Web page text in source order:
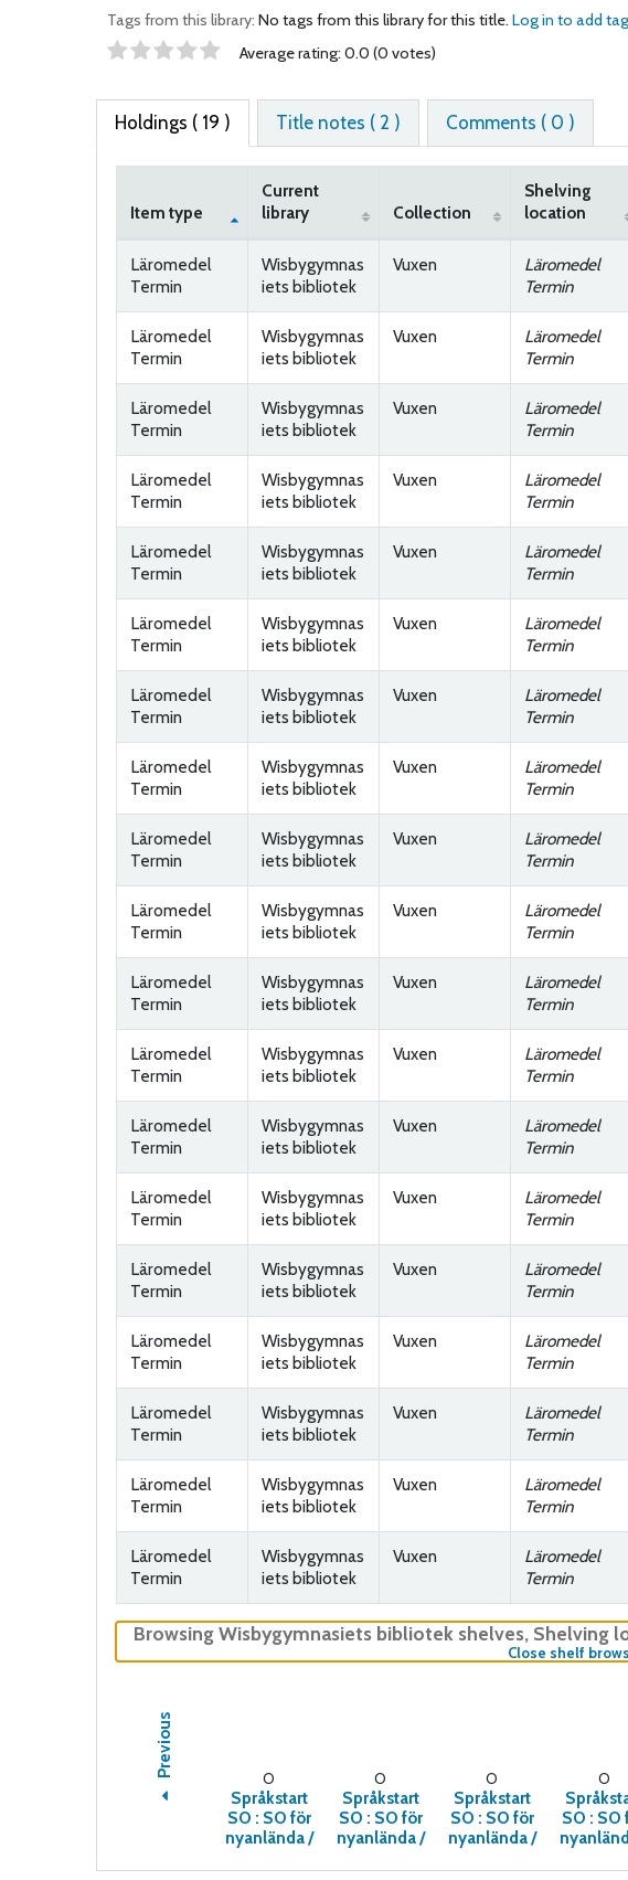
Tags from this library: No tags from this library for this title. Log in to add
Star ratings Average rating: 0.0 (0 votes)
Holdings ( 19 ) Title notes ( 2 ) Comments ( 0 )
Item type
Current
library
Collection
Shelving
location
Läromedel
Termin
Wisbygymnas
iets bibliotek
Vuxen
Läromedel
Termin
Läromedel
Termin
Wisbygymnas
iets bibliotek
Vuxen
Läromedel
Termin
Läromedel
Termin
Wisbygymnas
iets bibliotek
Vuxen
Läromedel
Termin
Läromedel
Termin
Wisbygymnas
iets bibliotek
Vuxen
Läromedel
Termin
Läromedel
Termin
Wisbygymnas
iets bibliotek
Vuxen
Läromedel
Termin
Läromedel
Termin
Wisbygymnas
iets bibliotek
Vuxen
Läromedel
Termin
Läromedel
Termin
Wisbygymnas
iets bibliotek
Vuxen
Läromedel
Termin
Läromedel
Termin
Wisbygymnas
iets bibliotek
Vuxen
Läromedel
Termin
Läromedel
Termin
Wisbygymnas
iets bibliotek
Vuxen
Läromedel
Termin
Läromedel
Termin
Wisbygymnas
iets bibliotek
Vuxen
Läromedel
Termin
Läromedel
Termin
Wisbygymnas
iets bibliotek
Vuxen
Läromedel
Termin
Läromedel
Termin
Wisbygymnas
iets bibliotek
Vuxen
Läromedel
Termin
Läromedel
Termin
Wisbygymnas
iets bibliotek
Vuxen
Läromedel
Termin
Läromedel
Termin
Wisbygymnas
iets bibliotek
Vuxen
Läromedel
Termin
Läromedel
Termin
Wisbygymnas
iets bibliotek
Vuxen
Läromedel
Termin
Läromedel
Termin
Wisbygymnas
iets bibliotek
Vuxen
Läromedel
Termin
Läromedel
Termin
Wisbygymnas
iets bibliotek
Vuxen
Läromedel
Termin
Läromedel
Termin
Wisbygymnas
iets bibliotek
Vuxen
Läromedel
Termin
Läromedel
Termin
Wisbygymnas
iets bibliotek
Vuxen
Läromedel
Termin
Browsing Wisbygymnasiets bibliotek shelves, Shelving
Close shelf
Previous O
Språkstart
SO : SO för
nyanlända /
O
Språkstart
SO : SO för
nyanlända /
O
Språkstart
SO : SO för
nyanlända /
O
SO : SO